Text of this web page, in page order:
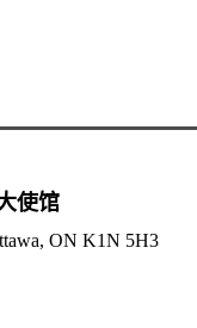
使馆
ON K1N 5H3